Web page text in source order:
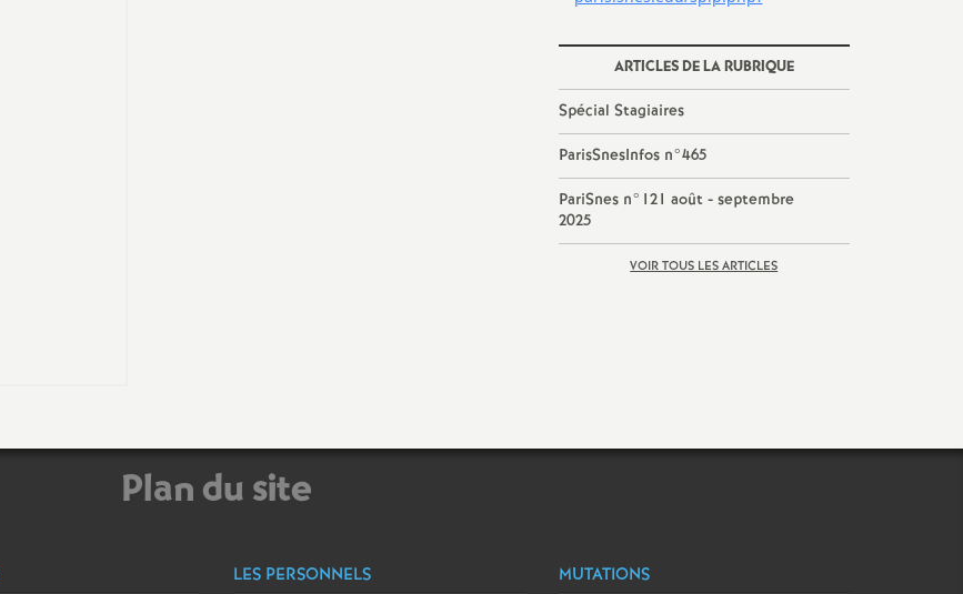
ARTICLES DE LA RUBRIQUE
Spécial Stagiaires
ParisSnesInfos n°465
PariSnes n°121 août - septembre
2025
VOIR TOUS LES ARTICLES
Plan du site
LES PERSONNELS MUTATIONS